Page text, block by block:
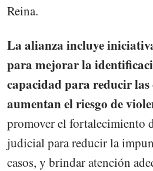
Reina.
La alianza incluye
para mejorar la
capacidad para reducir las
aumentan el riesgo de
promover el fortalecimiento
judicial para reducir la
casos, y brindar atención